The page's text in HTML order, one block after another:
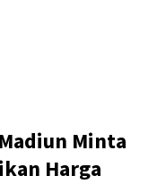
Minta
Harga